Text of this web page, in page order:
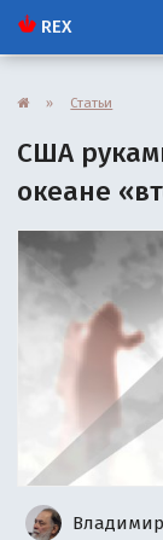
REX
» Статьи
США
океане